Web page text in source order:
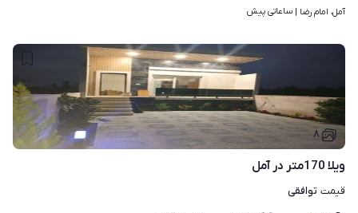
آمل، امام رضا | ساعاتی پیش
۸
ویلا 170متر در آمل
قیمت توافقی